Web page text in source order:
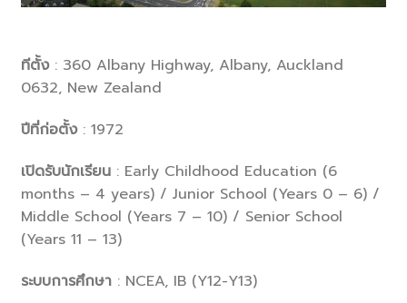
ทีตั้ง: 360 Albany Highway, Albany, Auckland
0632, New Zealand
ปีที่ก่อตั้ง: 1972
เปิดรับนักเรียน : Early Childhood Education (6
months – 4 years) / Junior School (Years 0 – 6) /
Middle School (Years 7 – 10) / Senior School
(Years 11 – 13)
ระบบการศึกษา : NCEA, IB (Y12-Y13)